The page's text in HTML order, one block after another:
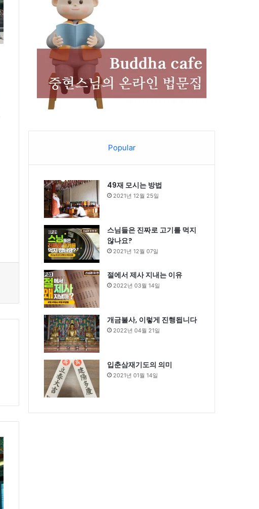
Popular
49재 모시는 방법
2021년 12월 25일
스님들은 진짜로 고기를 먹지
않나요?
2021년 12월 07일
절에서 제사 지내는 이유
2022년 03월 14일
개금불사, 이렇게 진행됩니다
2022년 04월 21일
입춘삼재기도의 의미
2021년 01월 14일